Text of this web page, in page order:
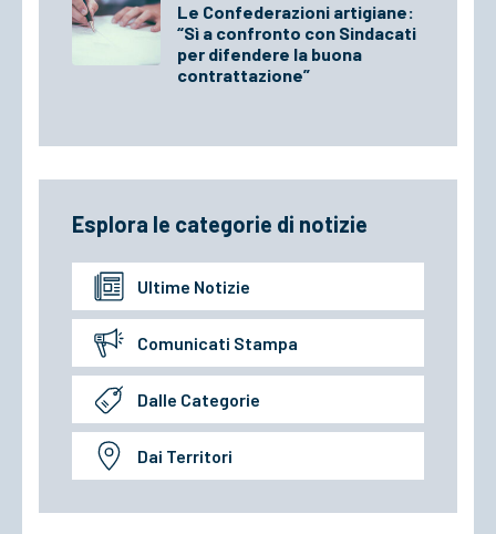
Le Confederazioni artigiane:
“Sì a confronto con Sindacati
per difendere la buona
contrattazione”
Esplora le categorie di notizie
Ultime Notizie
Comunicati Stampa
Dalle Categorie
Dai Territori